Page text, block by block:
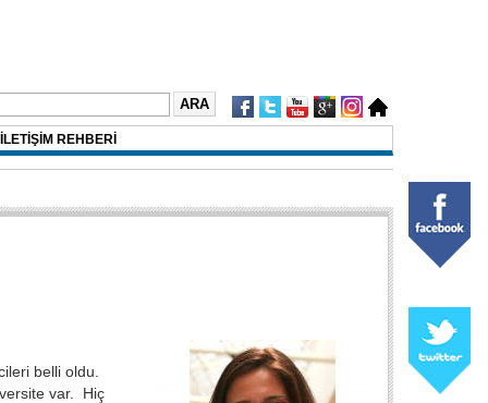
İLETİŞİM REHBERİ
belli oldu.
var. Hiç